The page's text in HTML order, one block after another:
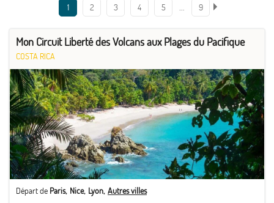
1 2 3 4 5 … 9
Mon Circuit Liberté des Volcans aux Plages du Pacifique
COSTA RICA
Départ de Paris Nice Lyon Autres villes